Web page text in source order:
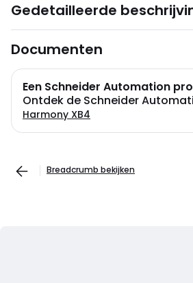
Gedetailleerde
Documenten
Een Schneider Automation
Ontdek de Schneider
Harmony XB4
Breadcrumb bekijken